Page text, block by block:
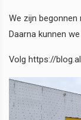
We zijn begonnen
Daarna kunnen
Volg https://